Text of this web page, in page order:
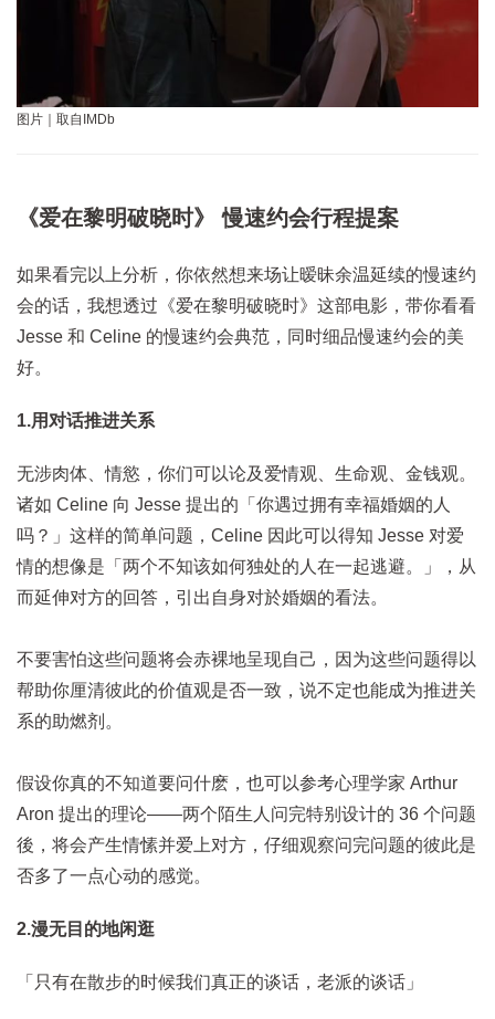
图片｜取自IMDb
《爱在黎明破晓时》 慢速约会行程提案
如果看完以上分析，你依然想来场让暧昧余温延续的慢速约
会的话，我想透过《爱在黎明破晓时》这部电影，带你看看
Jesse 和 Celine 的慢速约会典范，同时细品慢速约会的美
好。
1.用对话推进关系
无涉肉体、情慾，你们可以论及爱情观、生命观、金钱观。
诸如 Celine 向 Jesse 提出的「你遇过拥有幸福婚姻的人
吗？」这样的简单问题，Celine 因此可以得知 Jesse 对爱
情的想像是「两个不知该如何独处的人在一起逃避。」，从
而延伸对方的回答，引出自身对於婚姻的看法。
不要害怕这些问题将会赤裸地呈现自己，因为这些问题得以
帮助你厘清彼此的价值观是否一致，说不定也能成为推进关
系的助燃剂。
假设你真的不知道要问什麽，也可以参考心理学家 Arthur
Aron 提出的理论——两个陌生人问完特别设计的 36 个问题
後，将会产生情愫并爱上对方，仔细观察问完问题的彼此是
否多了一点心动的感觉。
2.漫无目的地闲逛
「只有在散步的时候我们真正的谈话，老派的谈话」